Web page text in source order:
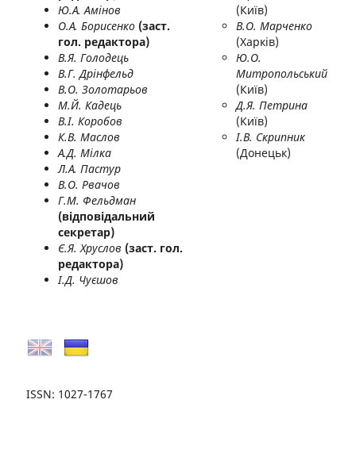
Ю.А. Амінов
О.А. Борисенко (заст.
гол. редактора)
В.Я. Голодець
В.Г. Дрінфельд
В.О. Золотарьов
М.Й. Кадець
В.І. Коробов
К.В. Маслов
А.Д. Мілка
Л.А. Пастур
В.О. Рвачов
Г.М. Фельдман
(відповідальний
секретар)
Є.Я. Хруслов (заст. гол.
редактора)
І.Д. Чуєшов
(Київ)
В.О. Марченко
(Харків)
Ю.О.
Митропольський
(Київ)
Д.Я. Петрина
(Київ)
І.В. Скрипник
(Донецьк)
ISSN: 1027-1767